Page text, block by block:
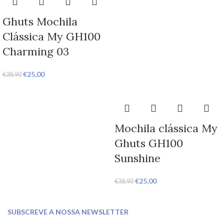
Ghuts Mochila
Clássica My GH100
Charming 03
€38,90 €25,00
Mochila clássica My
Ghuts GH100
Sunshine
€38,90 €25,00
SUBSCREVE A NOSSA NEWSLETTER